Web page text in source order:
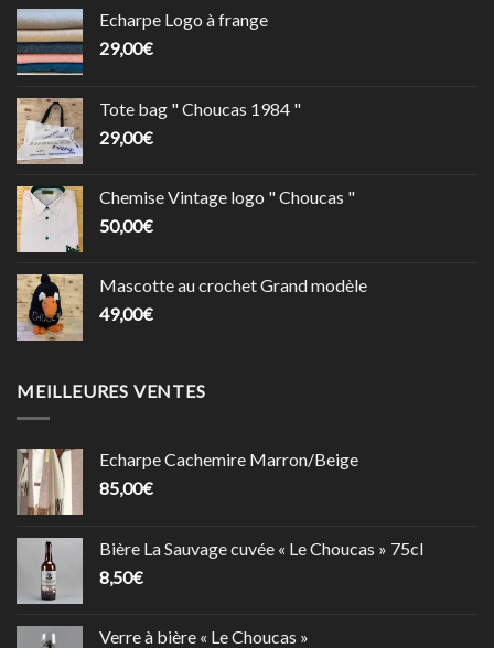
Echarpe Logo à frange
29,00€
Tote bag " Choucas 1984 "
29,00€
Chemise Vintage logo " Choucas "
50,00€
Mascotte au crochet Grand modèle
49,00€
MEILLEURES VENTES
Echarpe Cachemire Marron/Beige
85,00€
Bière La Sauvage cuvée « Le Choucas » 75cl
8,50€
Verre à bière « Le Choucas »